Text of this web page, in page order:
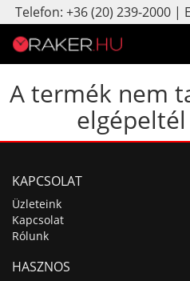
Telefon: +36 (20) 239-2000 |
A termék nem
KAPCSOLAT
Üzleteink
Kapcsolat
Rólunk
HASZNOS